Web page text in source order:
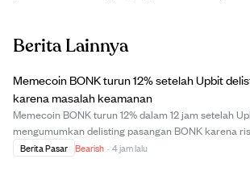
Berita Lainnya
Memecoin BONK turun 12% setelah Upbit
karena masalah keamanan
Memecoin BONK turun 12% dalam 12 jam setelah
mengumumkan delisting pasangan BONK karena
keamanan dan potensi kerugian pengguna. Volume
Berita Pasar Bearish · 4 jam lalu